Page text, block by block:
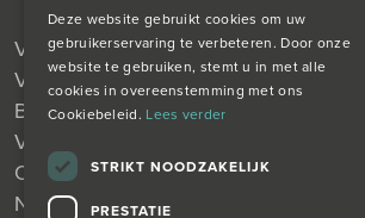
Verkocht
Verhuurd
Beschikbaar
Verkocht Onder Voorbehoud
Onder Bod
Nieuw
Deze website gebruikt cookies om uw
gebruikerservaring te verbeteren. Door onze
website te gebruiken, stemt u in met alle
cookies in overeenstemming met ons
Cookiebeleid. Lees verder
STRIKT NOODZAKELIJK
PRESTATIE